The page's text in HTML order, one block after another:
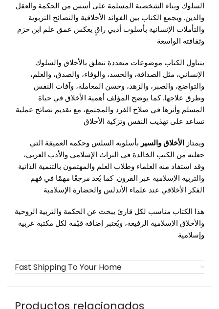
السلوك وبناء الشخصية المسلمة على أسس من الحكمة والعقل
والدين. ويجمع الكتاب بين الفوائد الأخلاقية والنصائح التربوية
والتأملات الإنسانية بأسلوب أدبي راقٍ يعكس عمق علم ابن حزم
وثقافته الواسعة
يتناول الكتاب موضوعات متعددة تتعلق بالأخلاق والسلوك
الإنساني، مثل الصداقة، والحسد، والوفاء، والصدق، والعلم،
والتواضع، والصبر، والزهد، وحسن المعاملة، وآفات النفس
وطرق علاجها. كما يوضح المؤلف أهمية الأخلاق في حياة
المسلم وأثرها في صلاح الفرد والمجتمع، مع تقديم نصائح عملية
تساعد على تهذيب النفس وتزكية الأخلاق
ويمتاز الأخلاق والسير بأسلوبه السلس وحكمه العميقة التي
جعلته من الكتب الخالدة في التراث الإسلامي والأدب العربي،
وقد استفاد منه العلماء وطلاب العلم والمهتمون بالتنمية الذاتية
والتربية الإسلامية عبر القرون. كما يُعد مرجعًا مهمًا في فهم
الفكر الأخلاقي عند علماء الأندلس والحضارة الإسلامية
هذا الكتاب مناسب لكل قارئ يبحث عن الحكمة والتربية الروحية
والأخلاق الإسلامية الرفيعة، ويُعتبر إضافة قيّمة لكل مكتبة عربية
وإسلامية
Fast Shipping To Your Home
Productos relacionados